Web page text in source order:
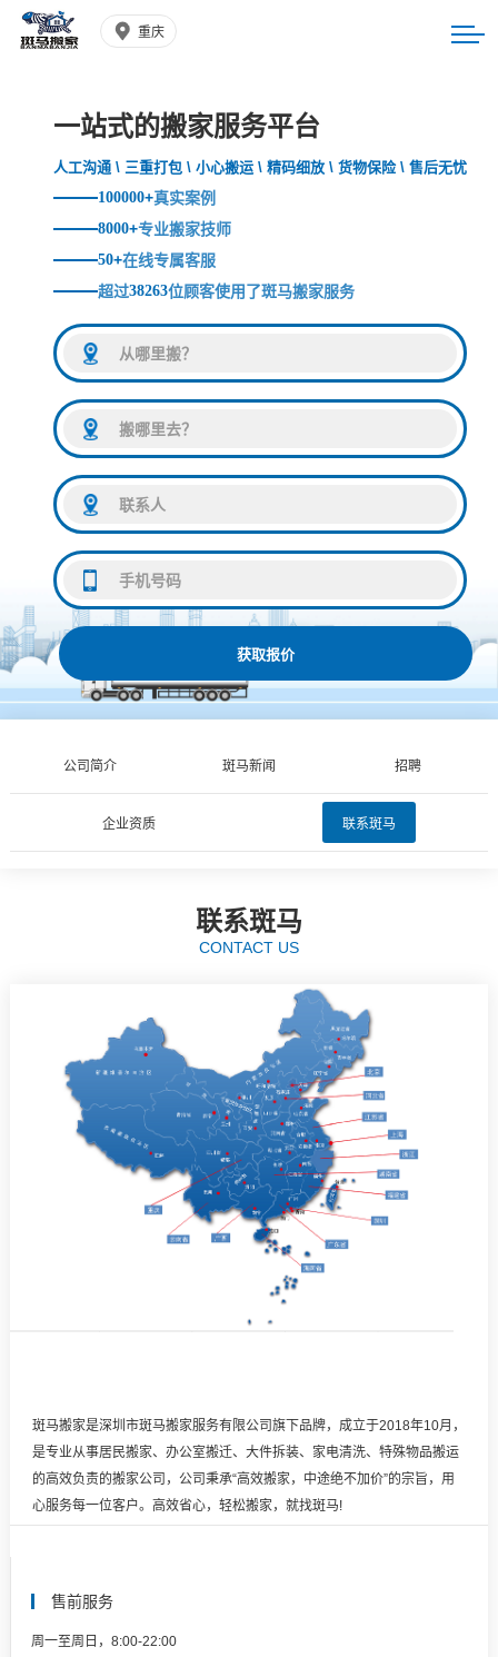
重庆
一站式的搬家服务平台
人工沟通 \ 三重打包 \ 小心搬运 \ 精码细放 \ 货物保险 \ 售后无忧
100000+真实案例
8000+专业搬家技师
50+在线专属客服
超过38263位顾客使用了斑马搬家服务
获取报价
公司简介 斑马新闻 招聘
企业资质 联系斑马
联系斑马
CONTACT US
斑马搬家是深圳市斑马搬家服务有限公司旗下品牌，成立于2018年10月，
是专业从事居民搬家、办公室搬迁、大件拆装、家电清洗、特殊物品搬运
的高效负责的搬家公司，公司秉承“高效搬家，中途绝不加价”的宗旨，用
心服务每一位客户。高效省心，轻松搬家，就找斑马!
售前服务
周一至周日，8:00-22:00